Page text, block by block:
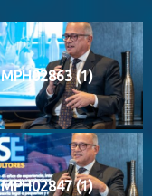
MPH02863 (1)
MPH02847 (1)